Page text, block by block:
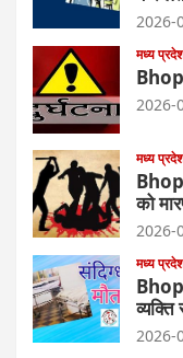
2026-
मध्य
2026-
मध्य
को
2026-
मध्य
व्यक्ति
2026-